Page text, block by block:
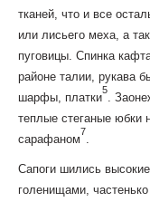
тканей, что и все
или лисьего меха, а
пуговицы. Спинка
районе талии, рукава
шарфы, платки
5
.
теплые стеганые юбки
сарафаном
7
.
Сапоги шились
голенищами,